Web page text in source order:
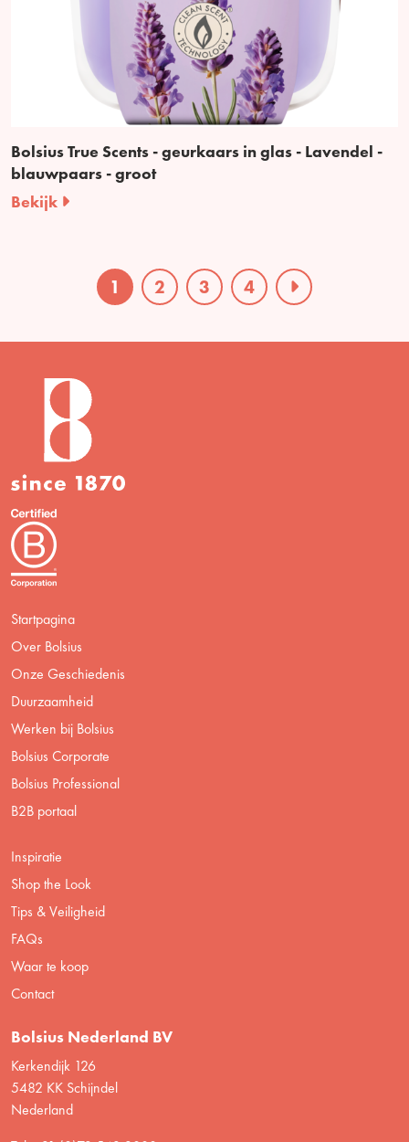
Bolsius True Scents - geurkaars in glas - Lavendel -
blauwpaars - groot
Bekijk
1 2 3 4
Startpagina
Over Bolsius
Onze Geschiedenis
Duurzaamheid
Werken bij Bolsius
Bolsius Corporate
Bolsius Professional
B2B portaal
Inspiratie
Shop the Look
Tips & Veiligheid
FAQs
Waar te koop
Contact
Bolsius Nederland BV
Kerkendijk 126
5482 KK Schijndel
Nederland